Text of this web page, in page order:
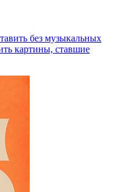
без музыкальных
картины, ставшие